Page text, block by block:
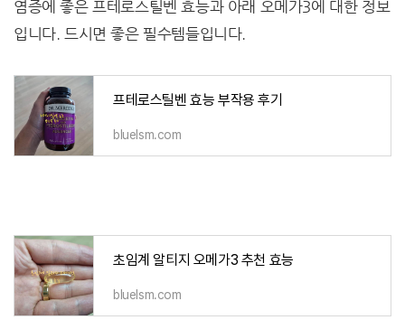
염증에 좋은 프테로스틸벤 효능과 아래 오메가3에 대한 정보
입니다. 드시면 좋은 필수템들입니다.
프테로스틸벤 효능 부작용 후기
bluelsm.com
초임계 알티지 오메가3 추천 효능
bluelsm.com